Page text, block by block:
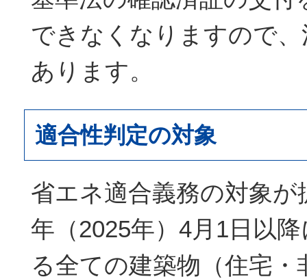
できなくなりますので
あります。
適合性判定の対象
省エネ適合義務の対象が
年（2025年）4月1日以
る全ての建築物（住宅・